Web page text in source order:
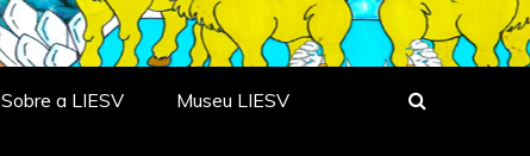
Sobre a LIESV Museu LIESV